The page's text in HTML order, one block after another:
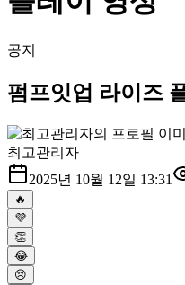
공지
펌프잇업 라이즈
최고관리자
2025년 10월 12일 13:31
🔥
💜
👏
😂
😢